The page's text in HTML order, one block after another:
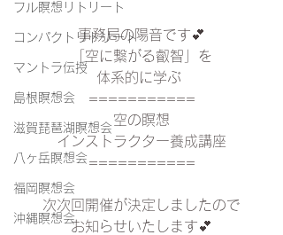
フル瞑想リトリート
コンパクトリトリート
マントラ伝授
島根瞑想会
滋賀琵琶湖瞑想会
八ヶ岳瞑想会
福岡瞑想会
沖縄瞑想会
事務局の陽音です💕
「空に繋がる叡智」を
体系的に学ぶ
===========
空の瞑想
インストラクター養成講座
===========
次次回開催が決定しましたので
お知らせいたします💕